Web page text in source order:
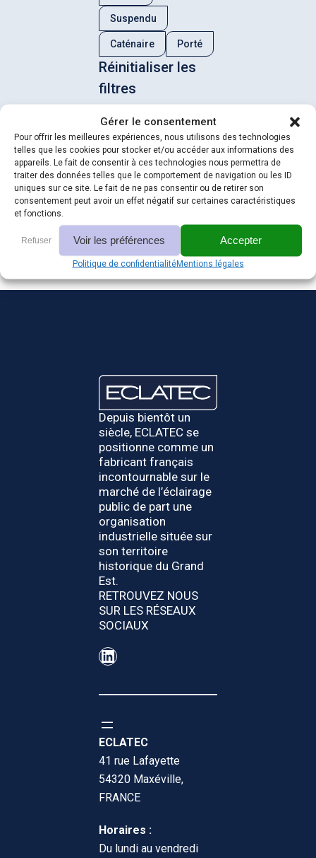
Gérer le consentement
Pour offrir les meilleures expériences, nous utilisons des technologies
telles que les cookies pour stocker et/ou accéder aux informations des
appareils. Le fait de consentir à ces technologies nous permettra de
traiter des données telles que le comportement de navigation ou les ID
uniques sur ce site. Le fait de ne pas consentir ou de retirer son
consentement peut avoir un effet négatif sur certaines caractéristiques
et fonctions.
Accepter
Refuser Voir les préférences
Politique de confidentialitéMentions légales
Suspendu
Caténaire Porté
Réinitialiser les
filtres
X Reset
Nos produits
Depuis bientôt un
siècle, ECLATEC se
positionne comme un
fabricant français
incontournable sur le
marché de l’éclairage
public de part une
organisation
industrielle située sur
son territoire
historique du Grand
Est.
RETROUVEZ NOUS
SUR LES RÉSEAUX
SOCIAUX
LinkedIn
ECLATEC
41 rue Lafayette
54320 Maxéville,
FRANCE
Horaires :
Du lundi au vendredi